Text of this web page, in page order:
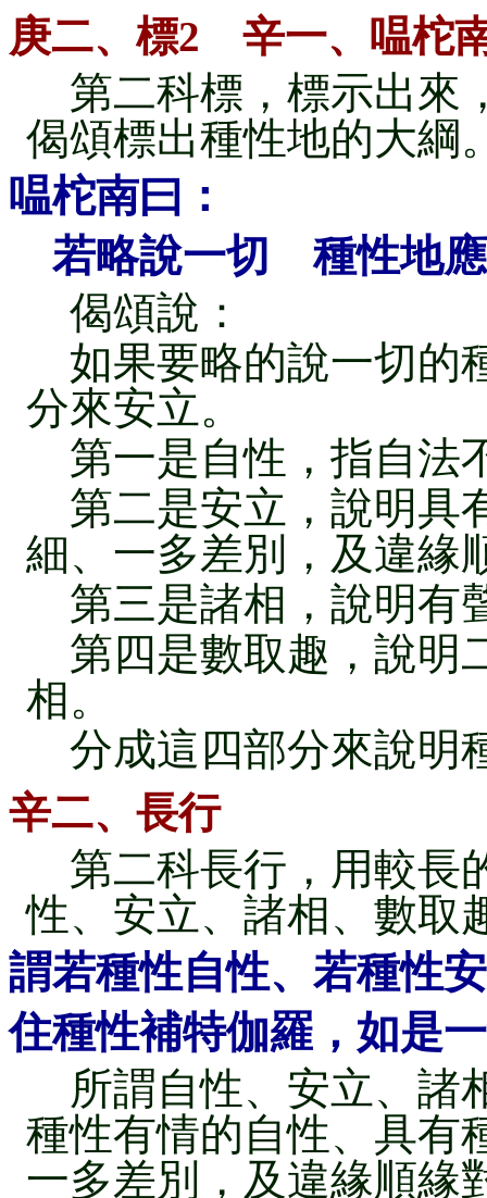
庚二、標2 辛一、嗢柁
第二科標，標示出來
偈頌標出種性地的大綱
嗢柁南曰：
若略說一切 種性地
偈頌說：
如果要略的說一切的
分來安立。
第一是自性，指自法
第二是安立，說明具
細、一多差別，及違緣
第三是諸相，說明有
第四是數取趣，說明
相。
分成這四部分來說明
辛二、長行
第二科長行，用較長
性、安立、諸相、數取
謂若種性自性、若種性
住種性補特伽羅，如是
所謂自性、安立、諸
種性有情的自性、具有
一多差別，及違緣順緣